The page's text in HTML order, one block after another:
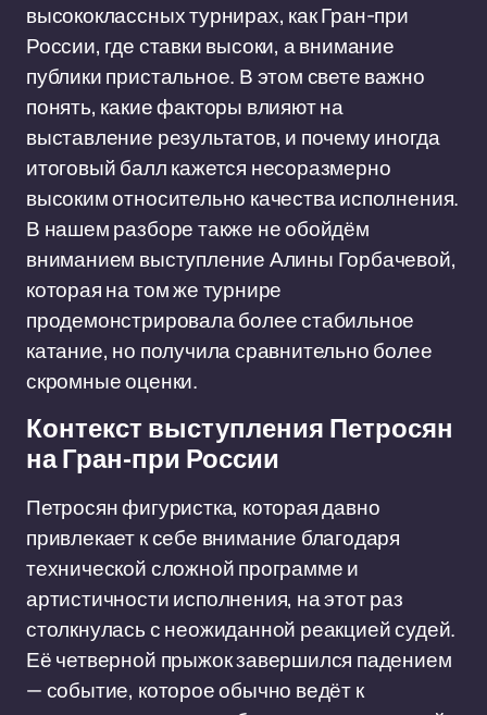
высококлассных турнирах, как Гран-при
России, где ставки высоки, а внимание
публики пристальное. В этом свете важно
понять, какие факторы влияют на
выставление результатов, и почему иногда
итоговый балл кажется несоразмерно
высоким относительно качества исполнения.
В нашем разборе также не обойдём
вниманием выступление Алины Горбачевой,
которая на том же турнире
продемонстрировала более стабильное
катание, но получила сравнительно более
скромные оценки.
Контекст выступления Петросян
на Гран-при России
Петросян фигуристка, которая давно
привлекает к себе внимание благодаря
технической сложной программе и
артистичности исполнения, на этот раз
столкнулась с неожиданной реакцией судей.
Её четверной прыжок завершился падением
— событие, которое обычно ведёт к